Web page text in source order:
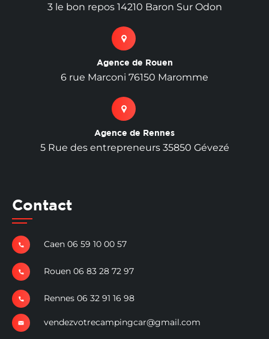
3 le bon repos 14210 Baron Sur Odon
Agence de Rouen
6 rue Marconi 76150 Maromme
Agence de Rennes
5 Rue des entrepreneurs 35850 Gévezé
Contact
Caen 06 59 10 00 57
Rouen 06 83 28 72 97
Rennes 06 32 91 16 98
vendezvotrecampingcar@gmail.com